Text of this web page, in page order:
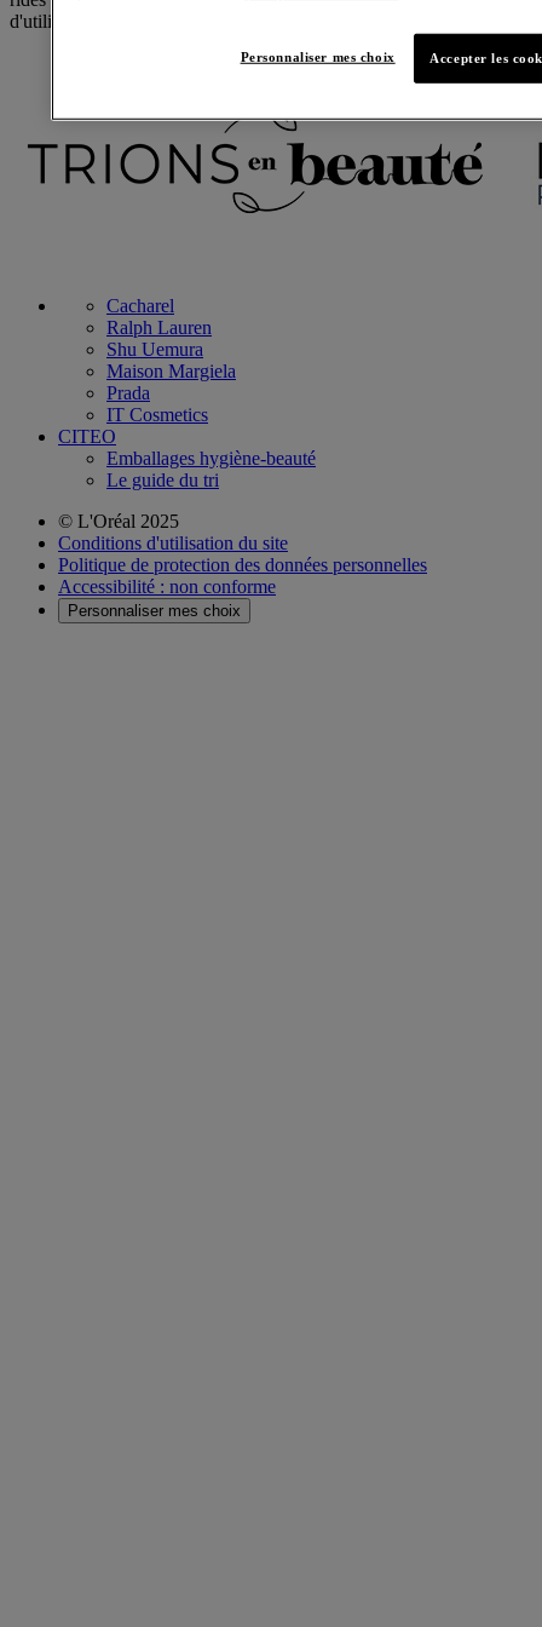
d'utiliser un large pinceau éventail.
Cacharel
Ralph Lauren
Shu Uemura
Maison Margiela
Prada
IT Cosmetics
CITEO
Emballages hygiène-beauté
Le guide du tri
© L'Oréal 2025
Conditions d'utilisation du site
Politique de protection des données personnelles
Accessibilité : non conforme
Personnaliser mes choix
Accepter les
Personnaliser mes choix